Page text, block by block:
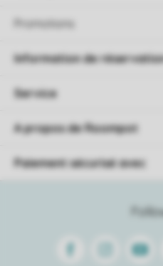
Promotions
FacebookInstagramYoutube
Information de
Service
A propos de Roompot
Paiement sécurisé avec